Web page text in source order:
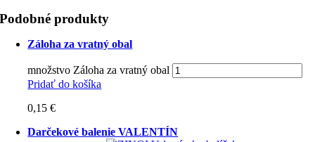
Podobné produkty
Záloha za vratný obal
množstvo Záloha za vratný obal
Pridať do košíka
0,15€
Darčekové balenie VALENTÍN